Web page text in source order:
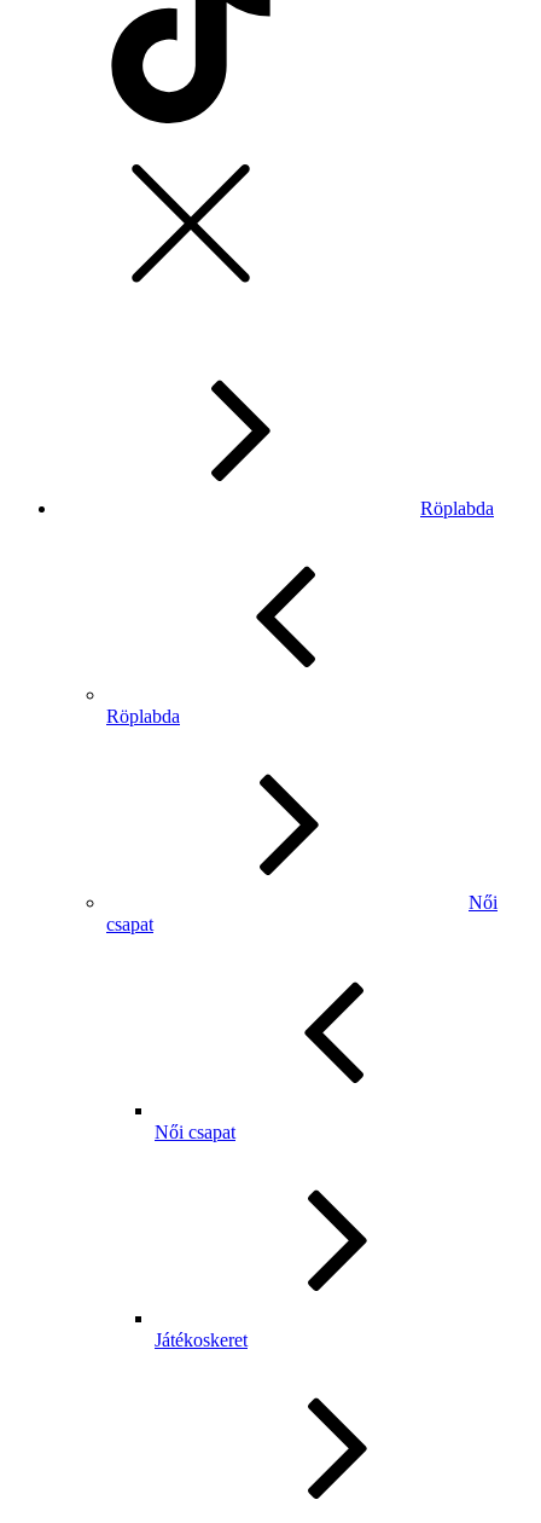
Röplabda
Röplabda
Női
csapat
Női csapat
Játékoskeret